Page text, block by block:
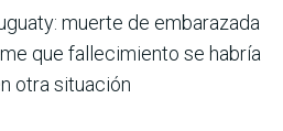
muerte de embarazada
que fallecimiento se habría
otra situación